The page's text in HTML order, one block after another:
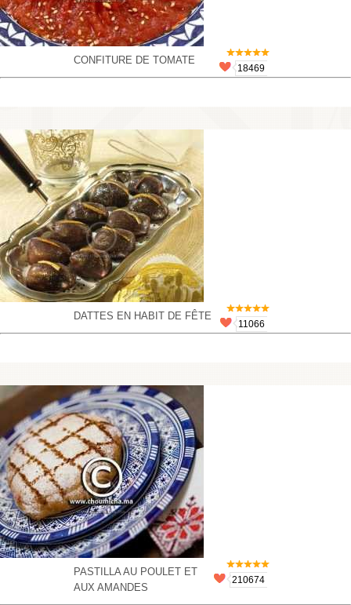
CONFITURE DE TOMATE
18469
DATTES EN HABIT DE FÊTE
11066
PASTILLA AU POULET ET
AUX AMANDES
210674